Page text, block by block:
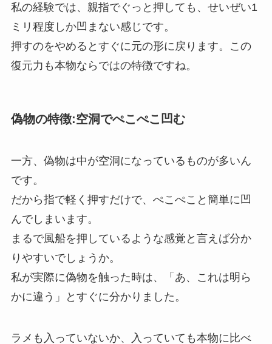
私の経験では、親指でぐっと押しても、せいぜい1
ミリ程度しか凹まない感じです。
押すのをやめるとすぐに元の形に戻ります。この
復元力も本物ならではの特徴ですね。
偽物の特徴:空洞でぺこぺこ凹む
一方、偽物は中が空洞になっているものが多いん
です。
だから指で軽く押すだけで、ぺこぺこと簡単に凹
んでしまいます。
まるで風船を押しているような感覚と言えば分か
りやすいでしょうか。
私が実際に偽物を触った時は、「あ、これは明ら
かに違う」とすぐに分かりました。
ラメも入っていないか、入っていても本物に比べ